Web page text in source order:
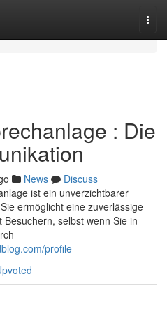
: Die
News
Discuss
ist ein unverzichtbarer
ermöglicht eine zuverlässige
selbst wenn Sie in
profile